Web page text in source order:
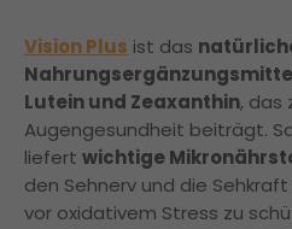
Vision Plus ist das
Lutein und Zeaxanthin, das
Augengesundheit beiträgt.
liefert wichtige
den Sehnerv und die
vor oxidativem Stress zu